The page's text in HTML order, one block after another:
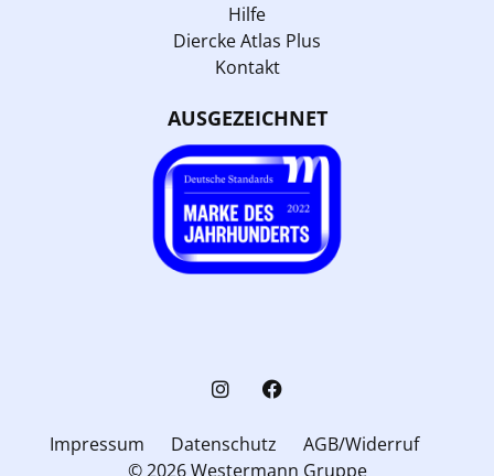
Hilfe
Diercke Atlas Plus
Kontakt
AUSGEZEICHNET
Impressum Datenschutz
AGB/Widerruf
© 2026 Westermann Gruppe